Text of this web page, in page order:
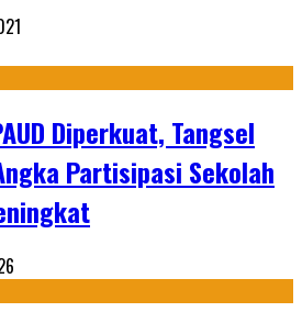
Diperkuat, Tangsel
Partisipasi Sekolah